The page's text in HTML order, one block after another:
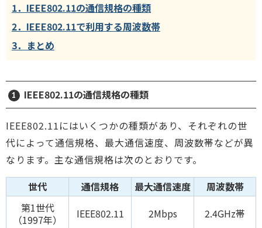
1．IEEE802.11の通信規格の種類
2．IEEE802.11で利用する周波数帯
3．まとめ
1 IEEE802.11の通信規格の種類
IEEE802.11にはいくつかの種類があり、それぞれの世
代によって通信規格、最大通信速度、周波数帯などが異
なります。主な通信規格は次のとおりです。
世代
通信規格 最大通信速度
周波数帯
第1世代
（1997年）
IEEE802.11 2Mbps 2.4GHz帯